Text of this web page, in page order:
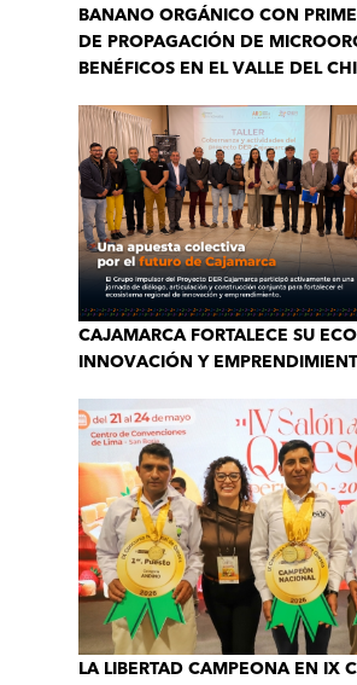
BANANO ORGÁNICO CON
DE PROPAGACIÓN DE
BENÉFICOS EN EL VALLE DEL
CAJAMARCA FORTALECE SU
INNOVACIÓN Y
LA LIBERTAD CAMPEONA EN IX